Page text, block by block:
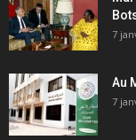
7
Au
7